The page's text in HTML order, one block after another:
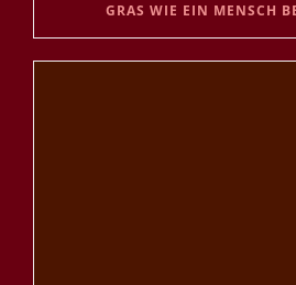
GRAS WIE EIN MENSCH